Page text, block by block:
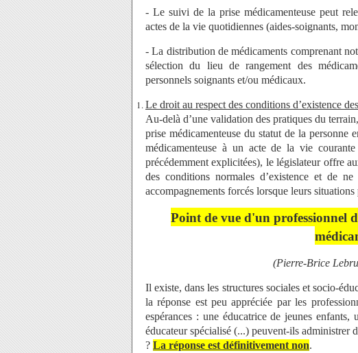
- Le suivi de la prise médicamenteuse peut
actes de la vie quotidiennes (aides-soignants,
- La distribution de médicaments comprenant
sélection du lieu de rangement des
personnels soignants et/ou médicaux.
Le droit au respect des conditions d’existence
Au-delà d’une validation des pratiques du
prise médicamenteuse du statut de la personne
médicamenteuse à un acte de la vie
précédemment explicitées), le législateur offre
des conditions normales d’existence et de
accompagnements forcés lorsque leurs
Point de vue d'un professionnel
(Pierre-Brice
Il existe, dans les structures sociales et socio-
la réponse est peu appréciée par les
espérances : une éducatrice de jeunes
éducateur spécialisé (...) peuvent-ils administrer
? La réponse est définitivement non.